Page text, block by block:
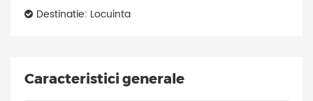
Destinatie: Locuinta
Caracteristici generale